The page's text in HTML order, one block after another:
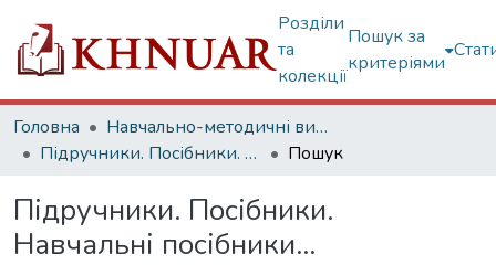
Розділи
та
колекції
Пошук за
критеріями
Головна
Навчально-методичні видання
Підручники. Посібники. Навчальні посібники...
Пошук
Підручники. Посібники.
Навчальні посібники...